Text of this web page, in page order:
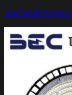
โคมไฮเบย์ Philips-